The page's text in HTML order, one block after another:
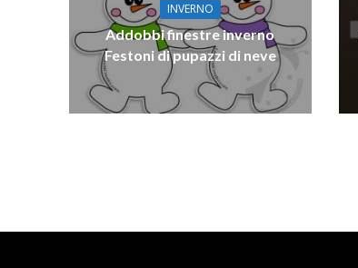
INVERNO
Addobbi finestre inverno
Festoni di pupazzi di neve